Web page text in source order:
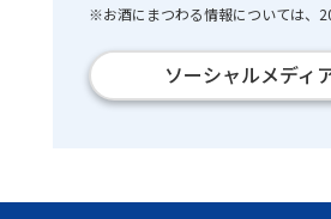
※お酒にまつわる情報については、
ソーシャルメディ